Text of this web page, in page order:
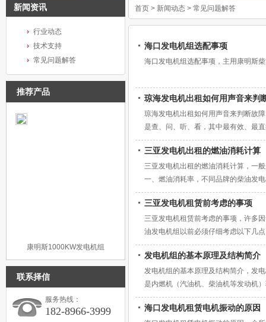
新闻资讯
行业动态
技术支持
常见问题解答
推荐产品
康明斯1000KW发电机组
联系择信
服务热线：
182-8966-3999
首页 > 新闻动态 > 常见问题解答
海口发电机组选配事项
海口发电机组选配事项，主用康明斯
琼海发电机出租如何用声音来判
琼海发电机出租如何用声音来判断故
是查、问、听、看，其中最有效、最
避免重大故障的发生。
三亚发电机出租的燃油消耗计算
三亚发电机出租的燃油消耗计算，
一、燃油消耗率，不同品牌的柴油
二、用电负载的大小，负载大了油门
三亚发电机租赁前考虑的事项
三亚发电机租赁前考虑的事项，许多
油发电机组以前必须仔细考虑以下几
发电机组的基本原理及结构简介
发电机组的基本原理及结构简介，发
是内燃机（汽油机、柴油机等发动机
新型发电机组。
海口发电机租赁电机振动的原因